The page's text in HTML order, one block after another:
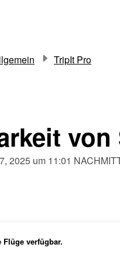
TripIt Pro
von
2025 um 11:01
Flüge verfügbar.